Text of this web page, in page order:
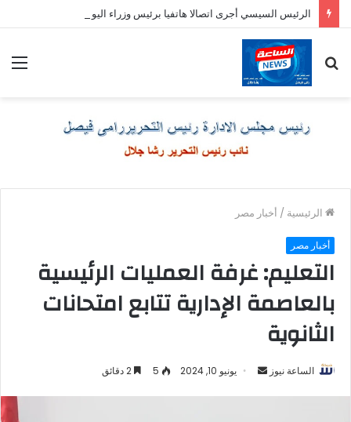
الرئيس السيسي أجرى اتصالا هاتفيا برئيس وزراء اليونان
عن
الرئيسية / أخبار مصر
أخبار مصر
التعليم: غرفة العمليات الرئيسية
بالعاصمة الإدارية تتابع امتحانات
الثانوية
الساعة نيوز
أرسل يونيو 10, 2024 5